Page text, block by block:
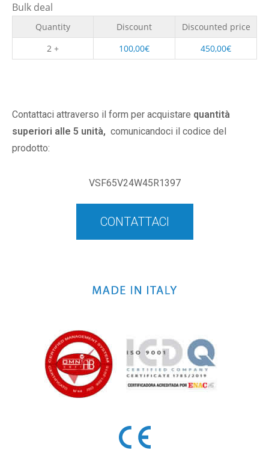
Bulk deal
Quantity Discount
Discounted price
2 +
100,00€ 450,00€
Contattaci attraverso il form per acquistare quantità
superiori alle 5 unità, comunicandoci il codice del
prodotto:
VSF65V24W45R1397
CONTATTACI